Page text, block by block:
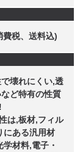
税、送料込)
壊れにくい,透
ど特有の性質
は,板材,フィル
にある汎用材
材料,電子・